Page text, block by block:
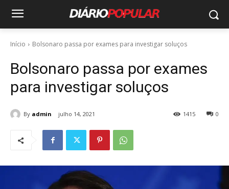
Início Bolsonaro passa por exames para investigar soluços
Bolsonaro passa por exames
para investigar soluços
By admin julho 14, 2021 0
1415